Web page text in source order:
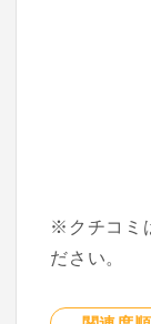
※クチコミ
ださい。